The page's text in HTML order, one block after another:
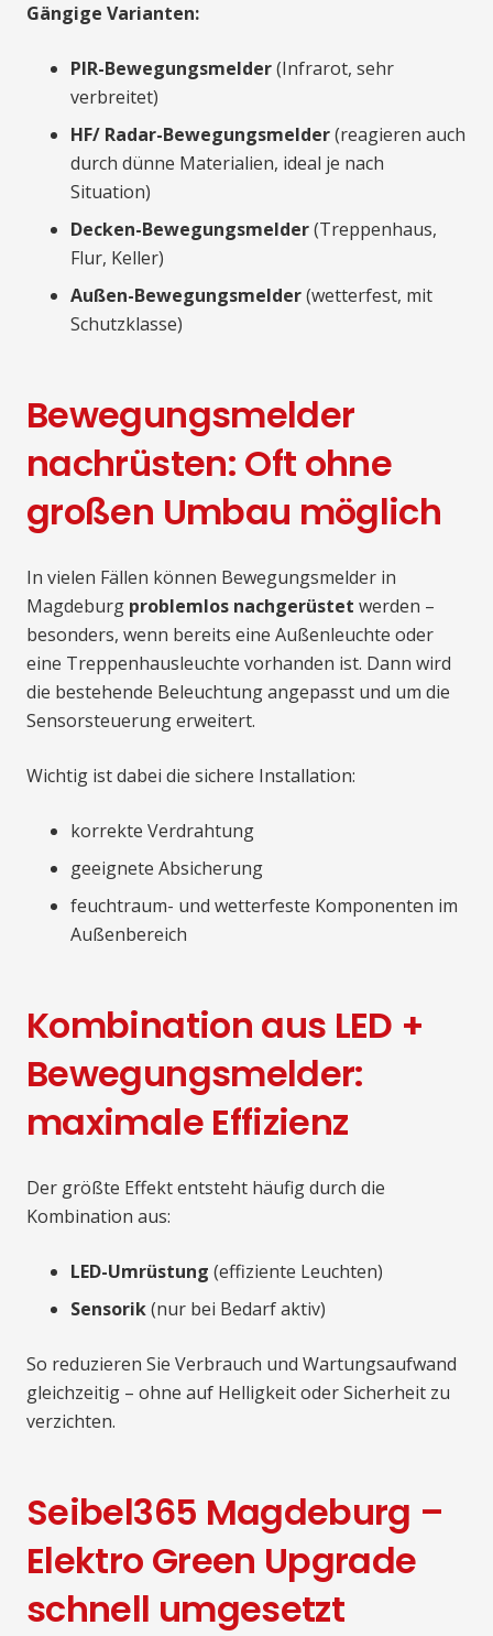
Gängige Varianten:
PIR-Bewegungsmelder(Infrarot, sehr
verbreitet)
HF/ Radar-Bewegungsmelder(reagieren auch
durch dünne Materialien, ideal je nach
Situation)
Decken-Bewegungsmelder(Treppenhaus,
Flur, Keller)
Außen-Bewegungsmelder(wetterfest, mit
Schutzklasse)
Bewegungsmelder
nachrüsten: Oft ohne
großen Umbau möglich
In vielen Fällen können Bewegungsmelder in
Magdeburg problemlos nachgerüstet werden –
besonders, wenn bereits eine Außenleuchte oder
eine Treppenhausleuchte vorhanden ist. Dann wird
die bestehende Beleuchtung angepasst und um die
Sensorsteuerung erweitert.
Wichtig ist dabei die sichere Installation:
korrekte Verdrahtung
geeignete Absicherung
feuchtraum- und wetterfeste Komponenten im
Außenbereich
Kombination aus LED +
Bewegungsmelder:
maximale Effizienz
Der größte Effekt entsteht häufig durch die
Kombination aus:
LED-Umrüstung (effiziente Leuchten)
Sensorik(nur bei Bedarf aktiv)
So reduzieren Sie Verbrauch und Wartungsaufwand
gleichzeitig – ohne auf Helligkeit oder Sicherheit zu
verzichten.
Seibel365 Magdeburg –
Elektro Green Upgrade
schnell umgesetzt